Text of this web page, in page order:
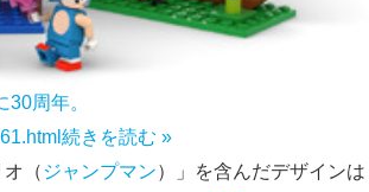
周年。
続きを読む »
（ ジャンプマン）」を含んだデザインは